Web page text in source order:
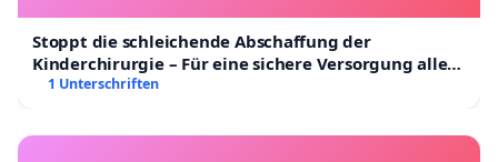
Stoppt die schleichende Abschaffung der
Kinderchirurgie – Für eine sichere Versorgung aller
Kinder in Deutschland
1 Unterschriften